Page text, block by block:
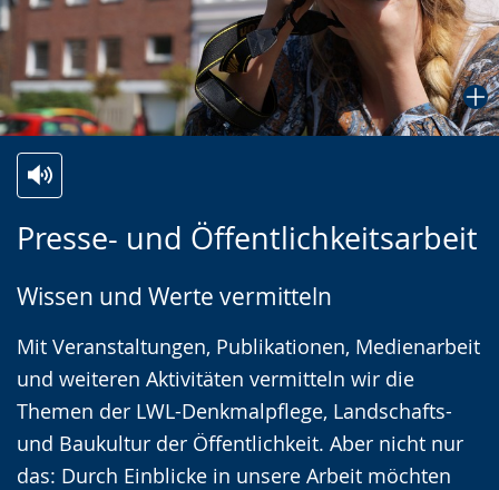
Presse- und Öffentlichkeitsarbeit
Wissen und Werte vermitteln
Mit Veranstaltungen, Publikationen, Medienarbeit
und weiteren Aktivitäten vermitteln wir die
Themen der LWL-Denkmalpflege, Landschafts-
und Baukultur der Öffentlichkeit. Aber nicht nur
das: Durch Einblicke in unsere Arbeit möchten
Leichten
wechseln.
Audio-
Video
Deutscher
Gebärdensprache
wird
angezeigt.